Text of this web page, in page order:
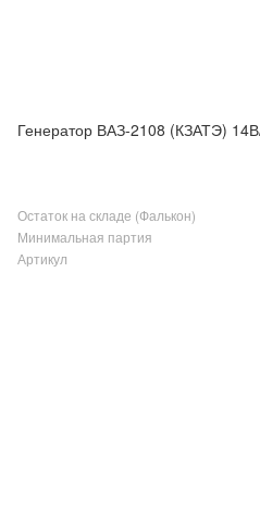
Генератор ВАЗ-2108 (КЗАТЭ)
Остаток на складе (Фалькон)
Минимальная партия
Артикул